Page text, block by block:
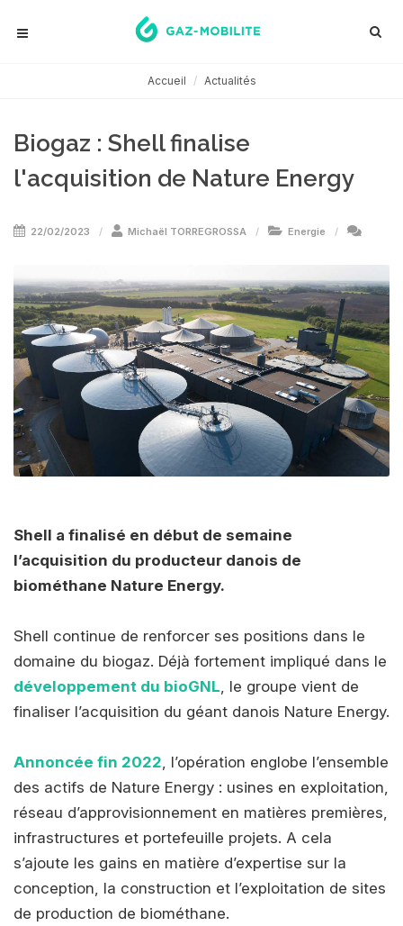
Accueil Actualités
Biogaz : Shell finalise
l'acquisition de Nature Energy
22/02/2023 Michaël TORREGROSSA Energie
Shell a finalisé en début de semaine
l’acquisition du producteur danois de
biométhane Nature Energy.
Shell continue de renforcer ses positions dans le
domaine du biogaz. Déjà fortement impliqué dans le
développement du bioGNL , le groupe vient de
finaliser l’acquisition du géant danois Nature Energy.
Annoncée fin 2022 , l’opération englobe l’ensemble
des actifs de Nature Energy : usines en exploitation,
réseau d’approvisionnement en matières premières,
infrastructures et portefeuille projets. A cela
s’ajoute les gains en matière d’expertise sur la
conception, la construction et l’exploitation de sites
de production de biométhane.